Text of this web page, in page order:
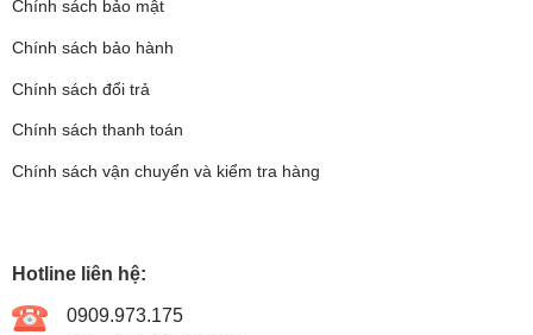
Chính sách bảo mật
Chính sách bảo hành
Chính sách đổi trả
Chính sách thanh toán
Chính sách vận chuyển và kiểm tra hàng
Hotline liên hệ:
0909.973.175